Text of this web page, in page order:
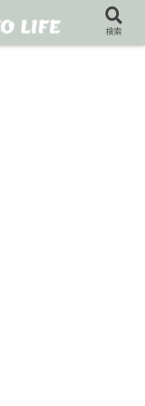
検索